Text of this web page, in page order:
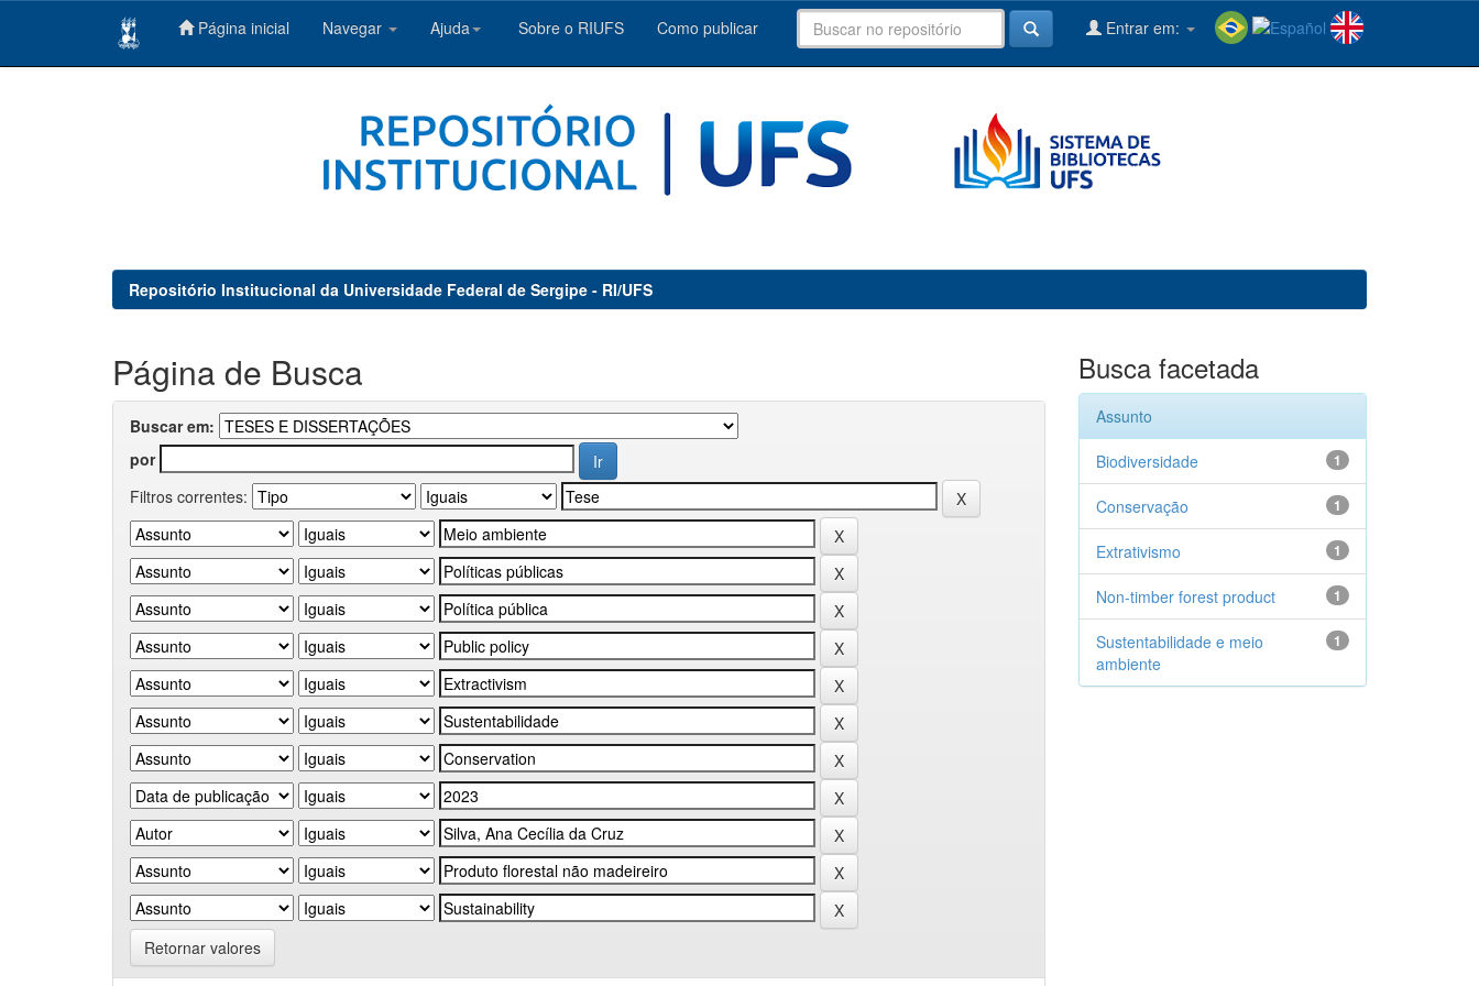
Página inicial Navegar Ajuda Sobre o RIUFS Como publicar Entrar em:
Repositório Institucional da Universidade Federal de Sergipe - RI/UFS
Página de Busca
Buscar em:
por
Filtros correntes:
Retornar valores
Busca facetada
Assunto
1
Biodiversidade
1
Conservação
1
Extrativismo
1
Non-timber forest product
1
Sustentabilidade e meio
ambiente